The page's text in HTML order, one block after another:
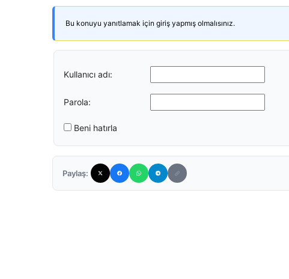
Bu konuyu yanıtlamak için giriş yapmış olmalısınız.
Kullanıcı adı:
Parola:
Beni hatırla
Paylaş: